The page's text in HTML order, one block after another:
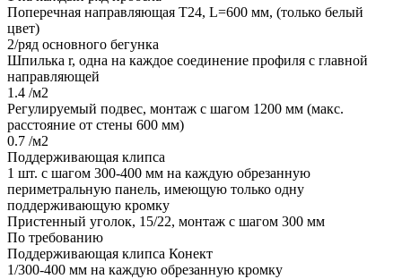
Поперечная направляющая Т24, L=600 мм, (только белый
цвет)
2/ряд основного бегунка
Шпилька r, одна на каждое соединение профиля с главной
направляющей
1.4 /м2
Регулируемый подвес, монтаж с шагом 1200 мм (макс.
расстояние от стены 600 мм)
0.7 /м2
Поддерживающая клипса
1 шт. с шагом 300-400 мм на каждую обрезанную
периметральную панель, имеющую только одну
поддерживающую кромку
Пристенный уголок, 15/22, монтаж с шагом 300 мм
По требованию
Поддерживающая клипса Конект
1/300-400 мм на каждую обрезанную кромку